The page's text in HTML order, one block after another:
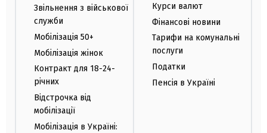
Звільнення з військової
служби
Мобілізація 50+
Мобілізація жінок
Контракт для 18-24-
річних
Відстрочка від
мобілізації
Мобілізація в Україні:
Курси валют
Фінансові новини
Тарифи на комунальні
послуги
Податки
Пенсія в Україні